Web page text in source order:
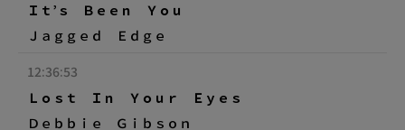
Ｉｔ’ｓ Ｂｅｅｎ Ｙｏｕ
Ｊａｇｇｅｄ Ｅｄｇｅ
12:36:53
Ｌｏｓｔ Ｉｎ Ｙｏｕｒ Ｅｙｅｓ
Ｄｅｂｂｉｅ Ｇｉｂｓｏｎ